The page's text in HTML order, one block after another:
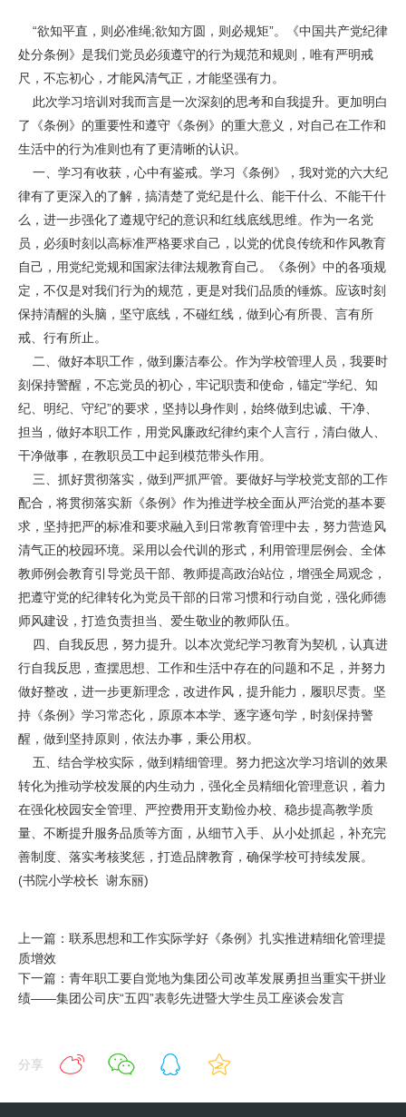
“欲知平直，则必准绳;欲知方圆，则必规矩”。《中国共产党纪律
处分条例》是我们党员必须遵守的行为规范和规则，唯有严明戒
尺，不忘初心，才能风清气正，才能坚强有力。
此次学习培训对我而言是一次深刻的思考和自我提升。更加明白
了《条例》的重要性和遵守《条例》的重大意义，对自己在工作和
生活中的行为准则也有了更清晰的认识。
一、学习有收获，心中有鉴戒。学习《条例》，我对党的六大纪
律有了更深入的了解，搞清楚了党纪是什么、能干什么、不能干什
么，进一步强化了遵规守纪的意识和红线底线思维。作为一名党
员，必须时刻以高标准严格要求自己，以党的优良传统和作风教育
自己，用党纪党规和国家法律法规教育自己。《条例》中的各项规
定，不仅是对我们行为的规范，更是对我们品质的锤炼。应该时刻
保持清醒的头脑，坚守底线，不碰红线，做到心有所畏、言有所
戒、行有所止。
二、做好本职工作，做到廉洁奉公。作为学校管理人员，我要时
刻保持警醒，不忘党员的初心，牢记职责和使命，锚定“学纪、知
纪、明纪、守纪”的要求，坚持以身作则，始终做到忠诚、干净、
担当，做好本职工作，用党风廉政纪律约束个人言行，清白做人、
干净做事，在教职员工中起到模范带头作用。
三、抓好贯彻落实，做到严抓严管。要做好与学校党支部的工作
配合，将贯彻落实新《条例》作为推进学校全面从严治党的基本要
求，坚持把严的标准和要求融入到日常教育管理中去，努力营造风
清气正的校园环境。采用以会代训的形式，利用管理层例会、全体
教师例会教育引导党员干部、教师提高政治站位，增强全局观念，
把遵守党的纪律转化为党员干部的日常习惯和行动自觉，强化师德
师风建设，打造负责担当、爱生敬业的教师队伍。
四、自我反思，努力提升。以本次党纪学习教育为契机，认真进
行自我反思，查摆思想、工作和生活中存在的问题和不足，并努力
做好整改，进一步更新理念，改进作风，提升能力，履职尽责。坚
持《条例》学习常态化，原原本本学、逐字逐句学，时刻保持警
醒，做到坚持原则，依法办事，秉公用权。
五、结合学校实际，做到精细管理。努力把这次学习培训的效果
转化为推动学校发展的内生动力，强化全员精细化管理意识，着力
在强化校园安全管理、严控费用开支勤俭办校、稳步提高教学质
量、不断提升服务品质等方面，从细节入手、从小处抓起，补充完
善制度、落实考核奖惩，打造品牌教育，确保学校可持续发展。
(书院小学校长 谢东丽)
上一篇：联系思想和工作实际学好《条例》扎实推进精细化管理提
质增效
下一篇：青年职工要自觉地为集团公司改革发展勇担当重实干拼业
绩——集团公司庆“五四”表彰先进暨大学生员工座谈会发言
分享